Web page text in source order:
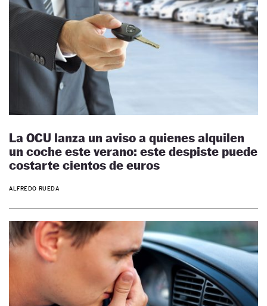
La OCU lanza un aviso a quienes alquilen
un coche este verano: este despiste puede
costarte cientos de euros
ALFREDO RUEDA